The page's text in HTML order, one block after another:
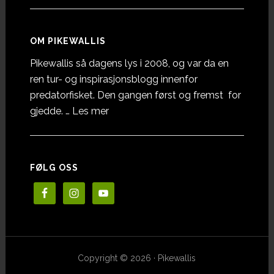
OM PIKEWALLIS
Pikewallis så dagens lys i 2008, og var da en
ren tur- og inspirasjonsblogg innenfor
predatorfisket. Den gangen først og fremst for
gjedde. … Les meromOm
FØLG OSS
Copyright © 2026 · Pikewallis